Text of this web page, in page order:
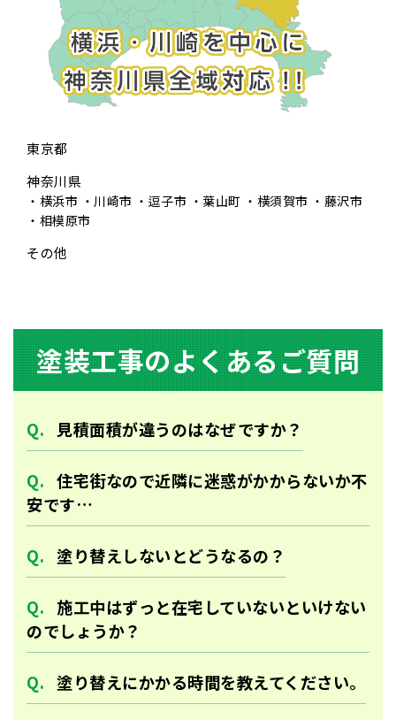
東京都
神奈川県
横浜市 川崎市 逗子市 葉山町 横須賀市
藤沢市
相模原市
その他
塗装⼯事のよくあるご質問
⾒積⾯積が違うのはなぜですか？
住宅街なので近隣に迷惑がかからないか不
安です…
塗り替えしないとどうなるの？
施工中はずっと在宅していないといけない
のでしょうか？
塗り替えにかかる時間を教えてください。